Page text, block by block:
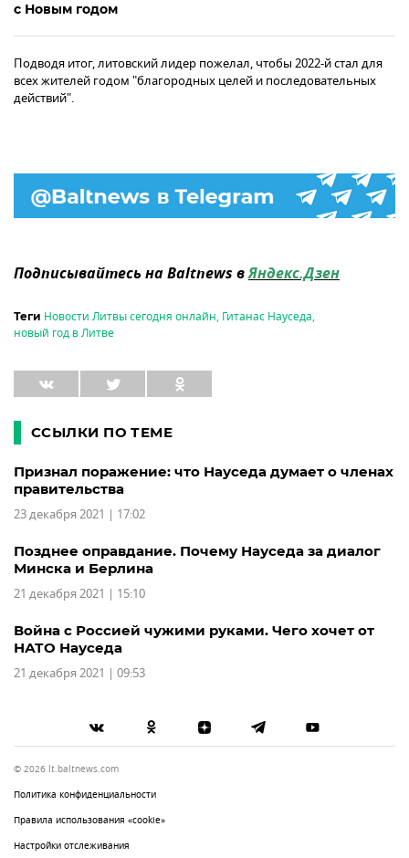
с Новым годом
Подводя итог, литовский лидер пожелал, чтобы 2022-й стал для
всех жителей годом "благородных целей и последовательных
действий".
Подписывайтесь на Baltnews вЯндекс.Дзен
Теги Новости Литвы сегодня онлайн, Гитанас Науседа,
новый год в Литве
ССЫЛКИ ПО ТЕМЕ
Признал поражение: что Науседа думает о членах
правительства
23 декабря 2021 | 17:02
Позднее оправдание. Почему Науседа за диалог
Минска и Берлина
21 декабря 2021 | 15:10
Война с Россией чужими руками. Чего хочет от
НАТО Науседа
21 декабря 2021 | 09:53
© 2026 lt.baltnews.com
Политика конфиденциальности
Правила использования «cookie»
Настройки отслеживания